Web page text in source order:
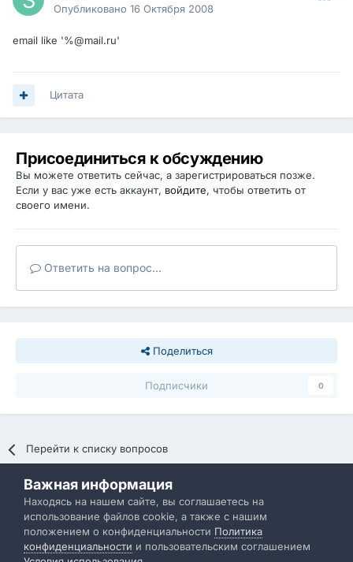
Опубликовано 16 Октября 2008
email like '%@mail.ru'
Цитата
Присоединиться к обсуждению
Вы можете ответить сейчас, а зарегистрироваться позже.
Если у вас уже есть аккаунт, войдите, чтобы ответить от
своего имени.
Ответить на вопрос...
Поделиться
Подписчики 0
Перейти к списку вопросов
Политика конфиденциальности Обратная связь
IBResource
Powered by Invision Community
Важная информация
Находясь на нашем сайте, вы соглашаетесь на
использование файлов cookie, а также с нашим
положением о конфиденциальности Политика
конфиденциальности и пользовательским соглашением